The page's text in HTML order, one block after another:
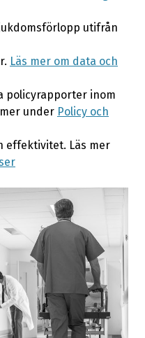
utifrån
Läs mer om data och
policyrapporter inom
under Policy och
effektivitet. Läs mer